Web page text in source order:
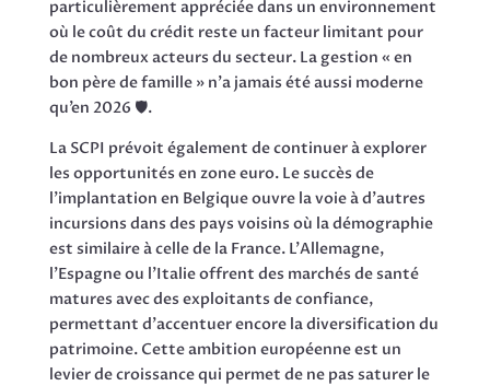
particulièrement appréciée dans un environnement
où le coût du crédit reste un facteur limitant pour
de nombreux acteurs du secteur. La gestion « en
bon père de famille » n’a jamais été aussi moderne
qu’en 2026 🛡️.
La SCPI prévoit également de continuer à explorer
les opportunités en zone euro. Le succès de
l’implantation en Belgique ouvre la voie à d’autres
incursions dans des pays voisins où la démographie
est similaire à celle de la France. L’Allemagne,
l’Espagne ou l’Italie offrent des marchés de santé
matures avec des exploitants de confiance,
permettant d’accentuer encore la diversification du
patrimoine. Cette ambition européenne est un
levier de croissance qui permet de ne pas saturer le